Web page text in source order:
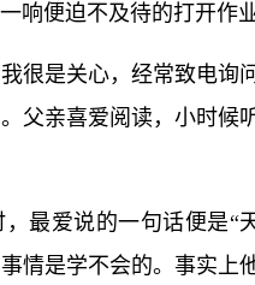
响便迫不及待的打开作
是关心，经常致电询
父亲喜爱阅读，小时
爱说的一句话便是“
情是学不会的。事实